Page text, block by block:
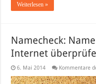
Weiterlesen »
Namecheck:
Internet
6. Mai 2014 Kommentare